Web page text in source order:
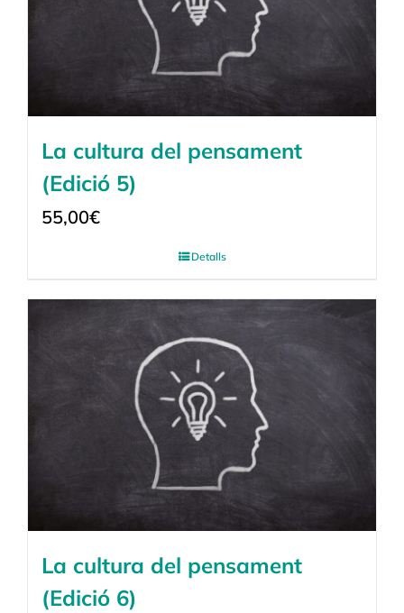
La cultura del pensament
(Edició 5)
55,00€
Detalls
La cultura del pensament
(Edició 6)